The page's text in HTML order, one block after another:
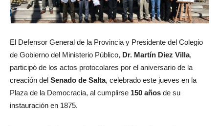
El Defensor General de la Provincia y Presidente del Colegio
de Gobierno del Ministerio Público, Dr. Martín Diez Villa,
participó de los actos protocolares por el aniversario de la
creación del Senado de Salta, celebrado este jueves en la
Plaza de la Democracia, al cumplirse 150 años de su
instauración en 1875.